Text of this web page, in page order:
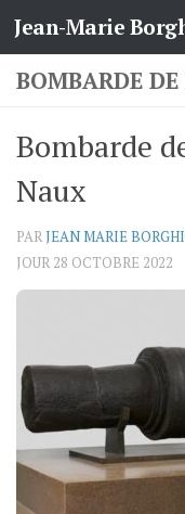
Skip to content
Jean-Marie
BOMBARDE
Bombarde
Naux
PARJEAN MARIE
JOUR 28 OCTOBRE 2022